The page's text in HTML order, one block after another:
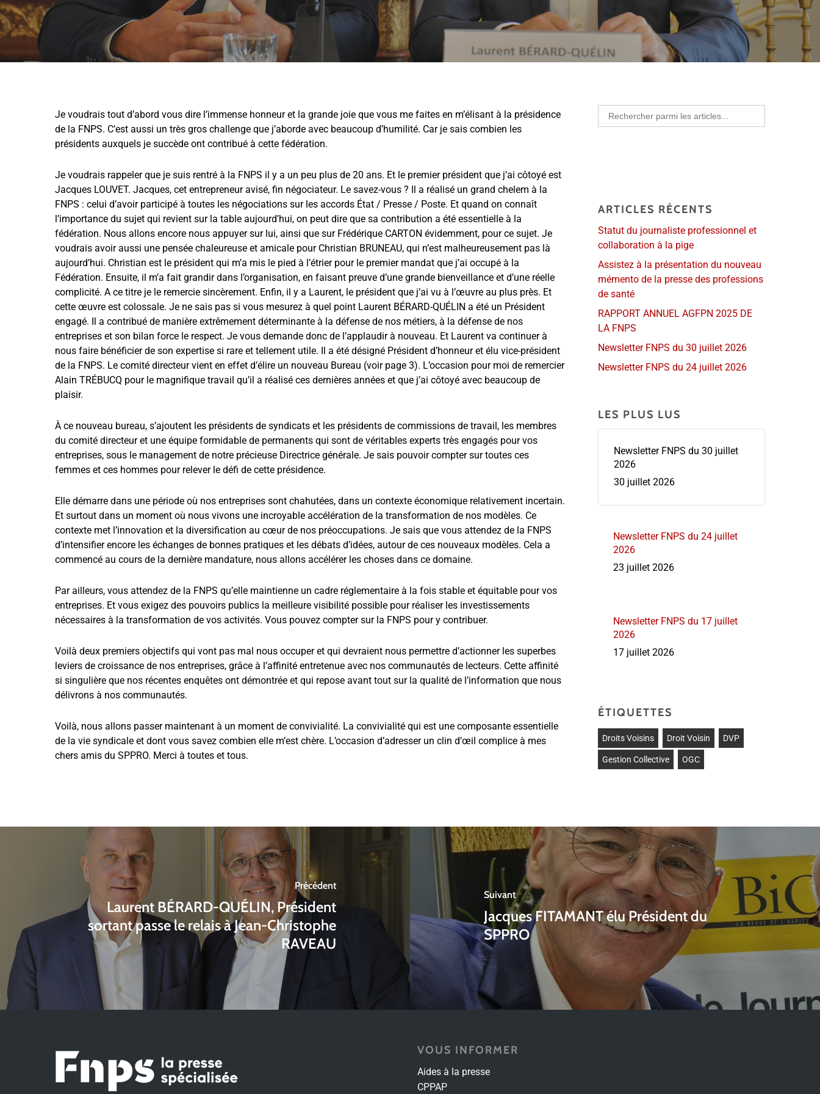
Je voudrais tout d’abord vous dire l’immense honneur et la grande joie que vous me faites en m’élisant à la présidence
de la FNPS. C’est aussi un très gros challenge que j’aborde avec beaucoup d’humilité. Car je sais combien les
présidents auxquels je succède ont contribué à cette fédération.
Je voudrais rappeler que je suis rentré à la FNPS il y a un peu plus de 20 ans. Et le premier président que j’ai côtoyé est
Jacques LOUVET. Jacques, cet entrepreneur avisé, fin négociateur. Le savez-vous ? Il a réalisé un grand chelem à la
FNPS : celui d’avoir participé à toutes les négociations sur les accords État / Presse / Poste. Et quand on connaît
l’importance du sujet qui revient sur la table aujourd’hui, on peut dire que sa contribution a été essentielle à la
fédération. Nous allons encore nous appuyer sur lui, ainsi que sur Frédérique CARTON évidemment, pour ce sujet. Je
voudrais avoir aussi une pensée chaleureuse et amicale pour Christian BRUNEAU, qui n’est malheureusement pas là
aujourd’hui. Christian est le président qui m’a mis le pied à l’étrier pour le premier mandat que j’ai occupé à la
Fédération. Ensuite, il m’a fait grandir dans l’organisation, en faisant preuve d’une grande bienveillance et d’une réelle
complicité. A ce titre je le remercie sincèrement. Enfin, il y a Laurent, le président que j’ai vu à l’œuvre au plus près. Et
cette œuvre est colossale. Je ne sais pas si vous mesurez à quel point Laurent BÉRARD-QUÉLIN a été un Président
engagé. Il a contribué de manière extrêmement déterminante à la défense de nos métiers, à la défense de nos
entreprises et son bilan force le respect. Je vous demande donc de l’applaudir à nouveau. Et Laurent va continuer à
nous faire bénéficier de son expertise si rare et tellement utile. Il a été désigné Président d’honneur et élu vice-président
de la FNPS. Le comité directeur vient en effet d’élire un nouveau Bureau (voir page 3). L’occasion pour moi de remercier
Alain TRÉBUCQ pour le magnifique travail qu’il a réalisé ces dernières années et que j’ai côtoyé avec beaucoup de
plaisir.
À ce nouveau bureau, s’ajoutent les présidents de syndicats et les présidents de commissions de travail, les membres
du comité directeur et une équipe formidable de permanents qui sont de véritables experts très engagés pour vos
entreprises, sous le management de notre précieuse Directrice générale. Je sais pouvoir compter sur toutes ces
femmes et ces hommes pour relever le défi de cette présidence.
Elle démarre dans une période où nos entreprises sont chahutées, dans un contexte économique relativement incertain.
Et surtout dans un moment où nous vivons une incroyable accélération de la transformation de nos modèles. Ce
contexte met l’innovation et la diversification au cœur de nos préoccupations. Je sais que vous attendez de la FNPS
d’intensifier encore les échanges de bonnes pratiques et les débats d’idées, autour de ces nouveaux modèles. Cela a
commencé au cours de la dernière mandature, nous allons accélérer les choses dans ce domaine.
Par ailleurs, vous attendez de la FNPS qu’elle maintienne un cadre réglementaire à la fois stable et équitable pour vos
entreprises. Et vous exigez des pouvoirs publics la meilleure visibilité possible pour réaliser les investissements
nécessaires à la transformation de vos activités. Vous pouvez compter sur la FNPS pour y contribuer.
Voilà deux premiers objectifs qui vont pas mal nous occuper et qui devraient nous permettre d’actionner les superbes
leviers de croissance de nos entreprises, grâce à l’affinité entretenue avec nos communautés de lecteurs. Cette affinité
si singulière que nos récentes enquêtes ont démontrée et qui repose avant tout sur la qualité de l’information que nous
délivrons à nos communautés.
Voilà, nous allons passer maintenant à un moment de convivialité. La convivialité qui est une composante essentielle
de la vie syndicale et dont vous savez combien elle m’est chère. L’occasion d’adresser un clin d’œil complice à mes
chers amis du SPPRO. Merci à toutes et tous.
Search
for:
ARTICLES RÉCENTS
Statut du journaliste professionnel et
collaboration à la pige
Assistez à la présentation du nouveau
mémento de la presse des professions
de santé
RAPPORT ANNUEL AGFPN 2025 DE
LA FNPS
Newsletter FNPS du 30 juillet 2026
Newsletter FNPS du 24 juillet 2026
LES PLUS LUS
Newsletter FNPS du 30 juillet
2026
30 juillet 2026
Newsletter FNPS du 24 juillet
2026
23 juillet 2026
Newsletter FNPS du 17 juillet
2026
17 juillet 2026
ÉTIQUETTES
Droits Voisins Droit Voisin DVP
Gestion Collective OGC
Précédent
Laurent BÉRARD-QUÉLIN, Président
sortant passe le relais à Jean-Christophe
RAVEAU
Suivant
Jacques FITAMANT élu Président du
SPPRO
VOUS INFORMER
Aides à la presse
CPPAP